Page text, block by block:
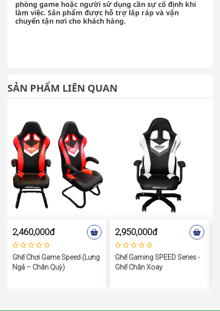
phòng game hoặc người sử dụng cần sự cố định khi
làm việc. Sản phẩm được hỗ trợ lắp ráp và vận
chuyển tận nơi cho khách hàng.
SẢN PHẨM LIÊN QUAN
2,460,000đ
Ghế Chơi Game Speed (Lưng
Ngả – Chân Quỳ)
2,950,000đ
Ghế Gaming SPEED Series -
Ghế Chân Xoay